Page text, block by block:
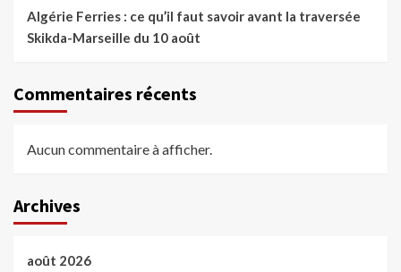
Algérie Ferries : ce qu’il faut savoir avant la traversée
Skikda-Marseille du 10 août
Commentaires récents
Aucun commentaire à afficher.
Archives
août 2026